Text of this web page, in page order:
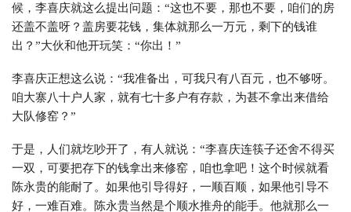
候，李喜庆就这么提出问题：“这也不要，那也不要，咱们的房
还盖不盖呀？盖房要花钱，集体就那么一万元，剩下的钱谁
出？”大伙和他开玩笑：“你出！”
李喜庆正想这么说：“我准备出，可我只有八百元，也不够呀。
咱大寨八十户人家，就有七十多户有存款，为甚不拿出来借给
大队修窑？”
于是，人们就圪吵开了，有人就说：“李喜庆连筷子还舍不得买
一双，可要把存下的钱拿出来修窑，咱也拿吧！这个时候就看
陈永贵的能耐了。如果他引导得好，一顺百顺，如果他引导不
好，一难百难。陈永贵当然是个顺水推舟的能手。他就那么一